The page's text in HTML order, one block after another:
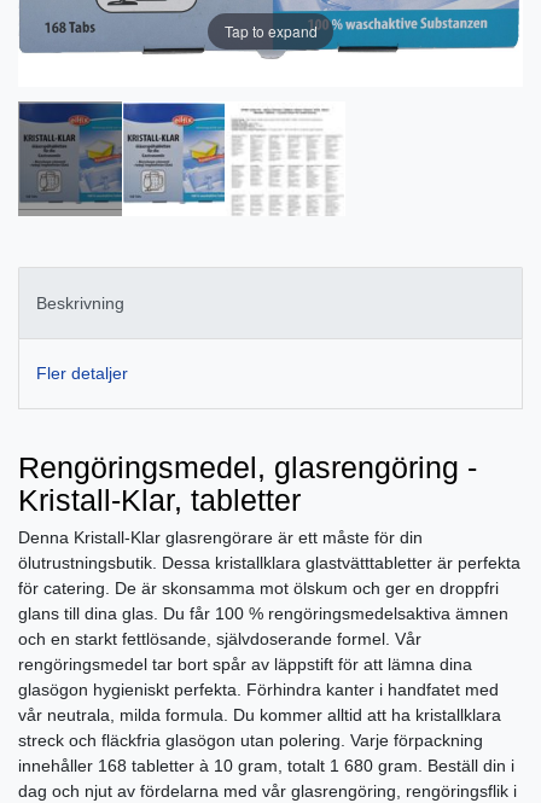
Tap to expand
Beskrivning
Fler detaljer
Rengöringsmedel, glasrengöring -
Kristall-Klar, tabletter
Denna Kristall-Klar glasrengörare är ett måste för din
ölutrustningsbutik. Dessa kristallklara glastvätttabletter är perfekta
för catering. De är skonsamma mot ölskum och ger en droppfri
glans till dina glas. Du får 100 % rengöringsmedelsaktiva ämnen
och en starkt fettlösande, självdoserande formel. Vår
rengöringsmedel tar bort spår av läppstift för att lämna dina
glasögon hygieniskt perfekta. Förhindra kanter i handfatet med
vår neutrala, milda formula. Du kommer alltid att ha kristallklara
streck och fläckfria glasögon utan polering. Varje förpackning
innehåller 168 tabletter à 10 gram, totalt 1 680 gram. Beställ din i
dag och njut av fördelarna med vår glasrengöring, rengöringsflik i